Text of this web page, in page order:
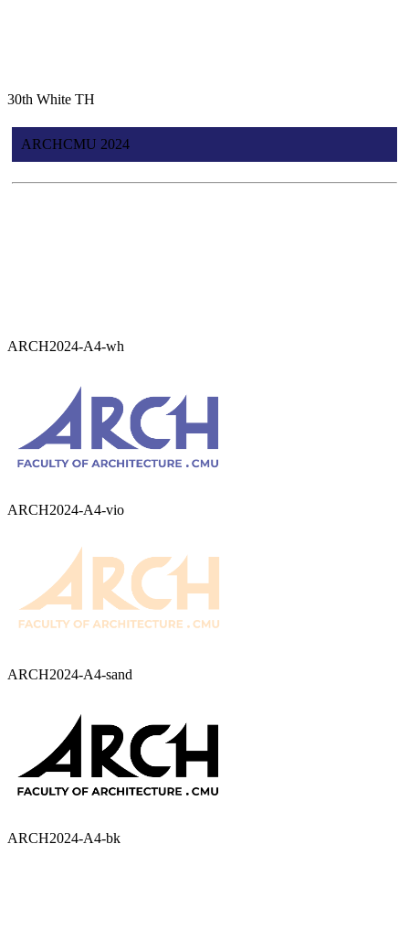
30th White TH
ARCHCMU 2024
ARCH2024-A4-wh
ARCH2024-A4-vio
ARCH2024-A4-sand
ARCH2024-A4-bk